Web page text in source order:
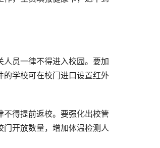
员一律不得进入校园。要加
学校可在校门进口设置红外
得提前返校。要强化出校管
开放数量，增加体温检测人